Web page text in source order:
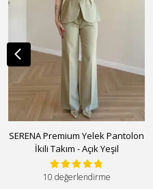
SERENA Premium Yelek Pantolon
İkili Takım - Açık Yeşil
10 değerlendirme